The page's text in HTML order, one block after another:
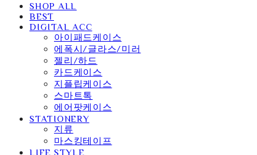
SHOP ALL
BEST
DIGITAL ACC
아이패드케이스
에폭시/글라스/미러
젤리/하드
카드케이스
지플립케이스
스마트톡
에어팟케이스
STATIONERY
지류
마스킹테이프
LIFE STYLE